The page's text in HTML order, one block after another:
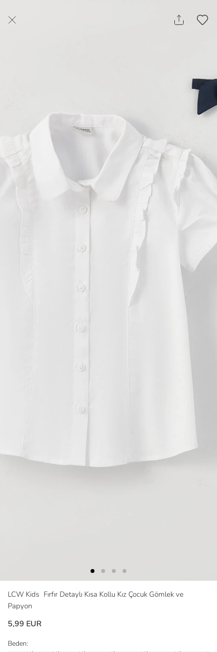
LCW Kids Fırfır Detaylı Kısa Kollu Kız Çocuk Gömlek ve
Papyon
5,99 EUR
Beden: